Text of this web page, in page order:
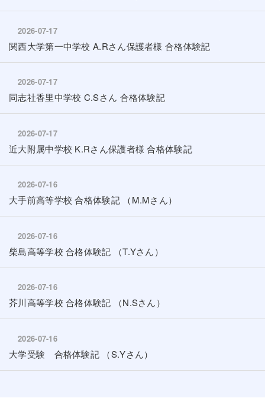
2026-07-17
関西大学第一中学校 A.Rさん保護者様 合格体験記
2026-07-17
同志社香里中学校 C.Sさん 合格体験記
2026-07-17
近大附属中学校 K.Rさん保護者様 合格体験記
2026-07-16
大手前高等学校 合格体験記 （M.Mさん）
2026-07-16
柴島高等学校 合格体験記 （T.Yさん）
2026-07-16
芥川高等学校 合格体験記 （N.Sさん）
2026-07-16
大学受験 合格体験記 （S.Yさん）